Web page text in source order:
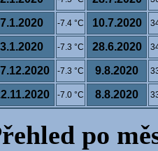
7.1.2020 -7.4 °C 10.7.2020
3.1.2020 -7.3 °C 28.6.2020
-7.3 °C 9.8.2020
-7.0 °C 8.8.2020
po